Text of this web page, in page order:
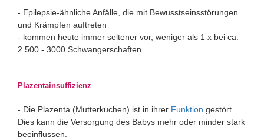
- Epilepsie-ähnliche Anfälle, die mit Bewusstseinsstörungen
und Krämpfen auftreten
- kommen heute immer seltener vor, weniger als 1 x bei ca.
2.500 - 3000 Schwangerschaften.
Plazentainsuffizienz
- Die Plazenta (Mutterkuchen) ist in ihrer Funktion gestört.
Dies kann die Versorgung des Babys mehr oder minder stark
beeinflussen.